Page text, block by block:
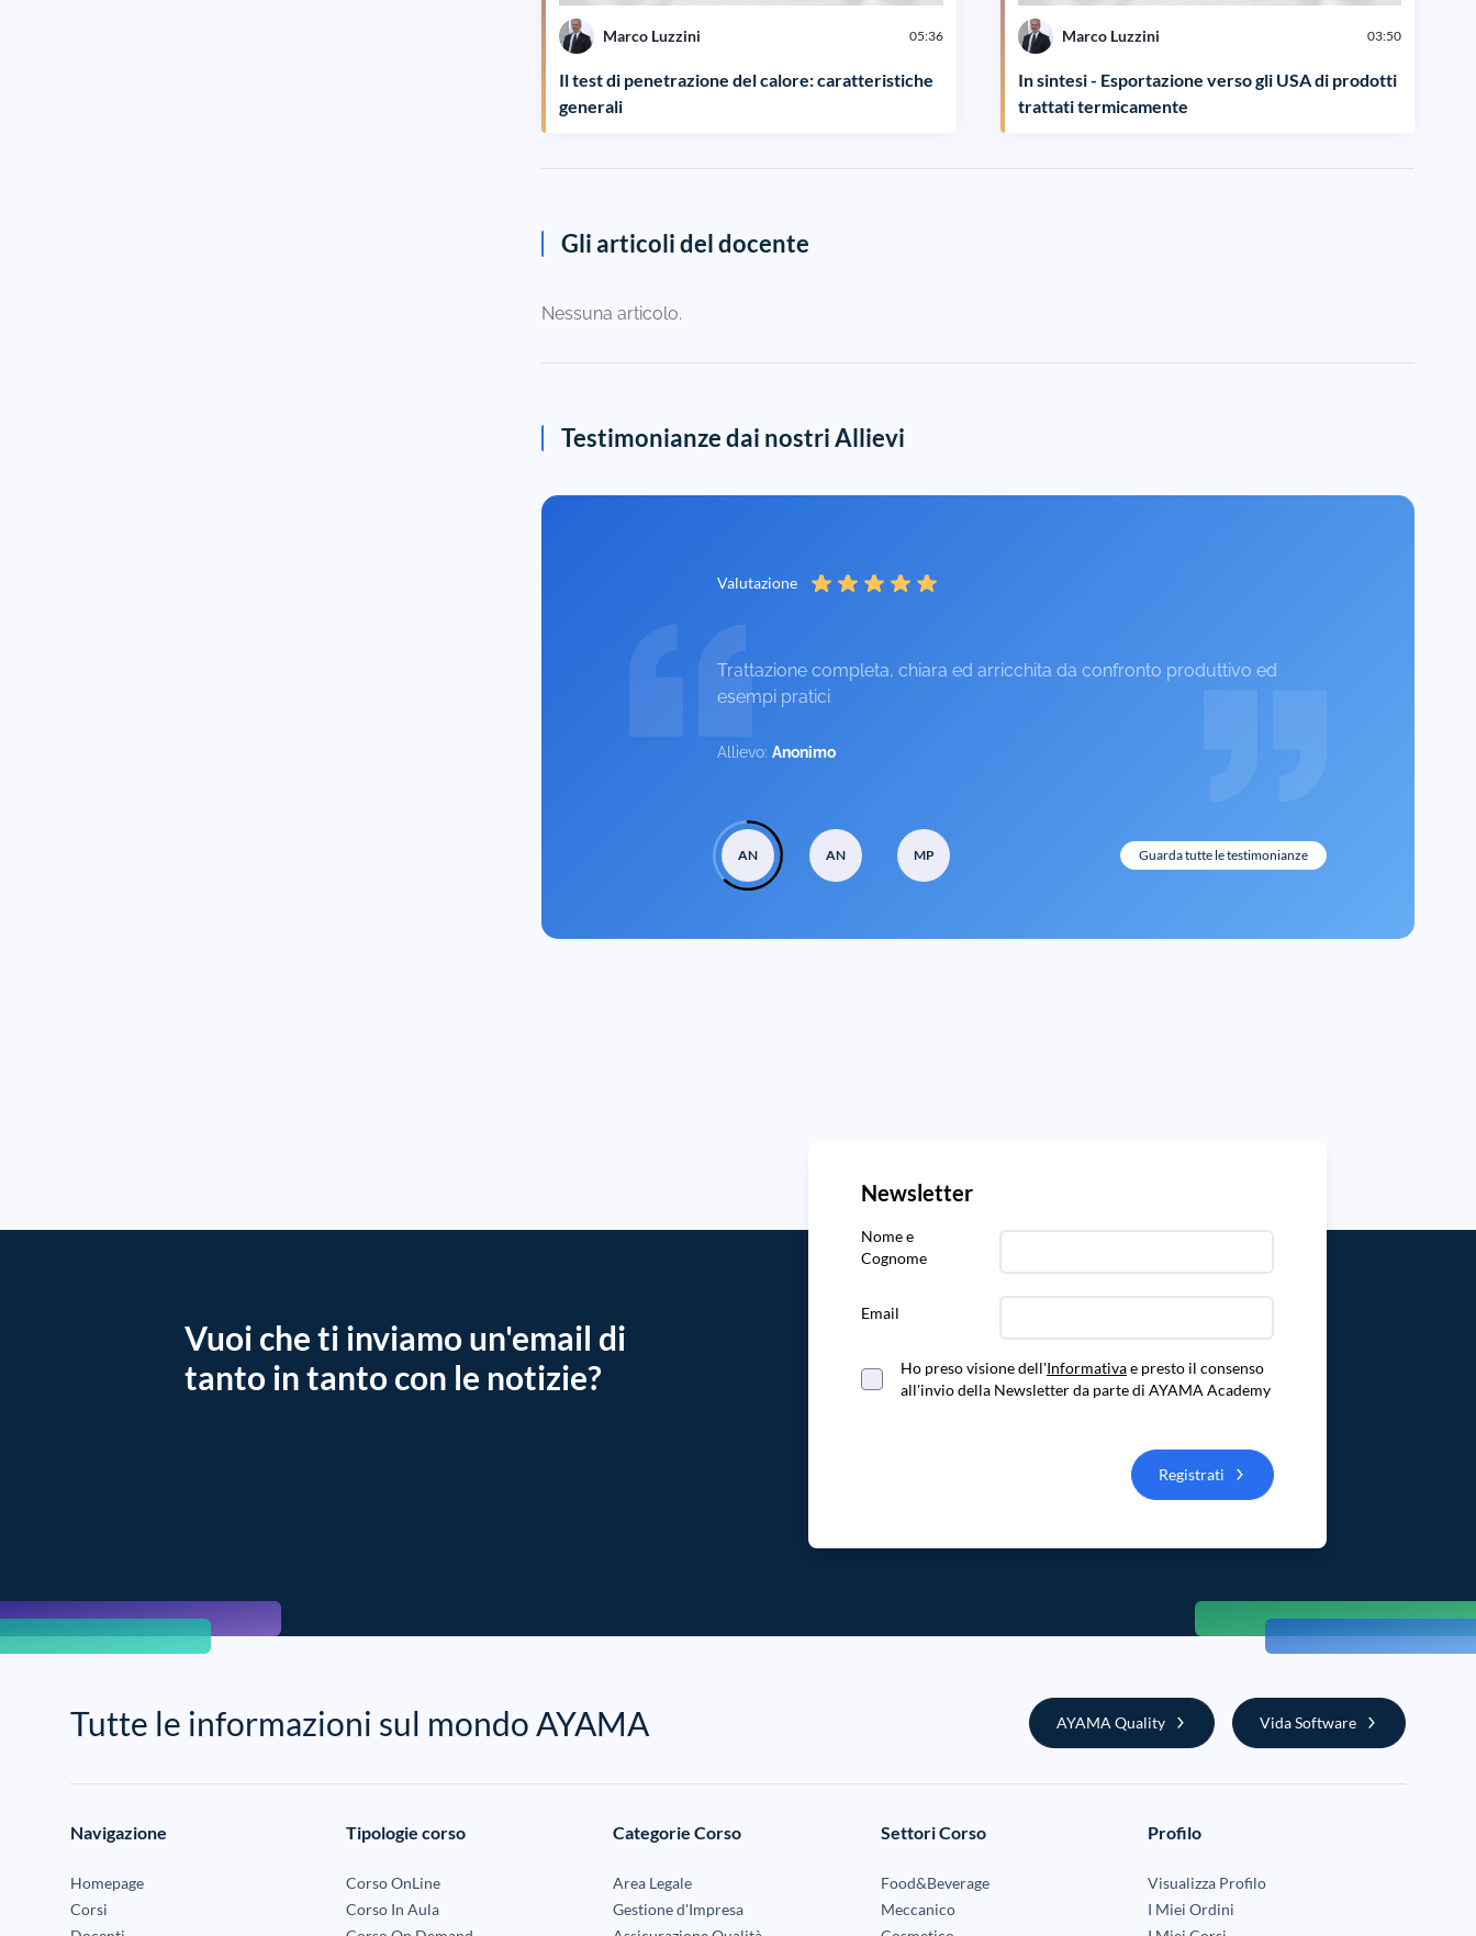
Marco Luzzini 05:36
Il test di penetrazione del calore: caratteristiche
generali
Marco Luzzini 03:50
In sintesi - Esportazione verso gli USA di prodotti
trattati termicamente
Gli articoli del docente
Nessuna articolo.
Testimonianze dai nostri Allievi
Valutazione
Trattazione completa, chiara ed arricchita da confronto produttivo ed
esempi pratici
Allievo: Anonimo
AN AN MP Guarda tutte le testimonianze
Vuoi che ti inviamo un'email di
tanto in tanto con le notizie?
Newsletter
Nome e
Cognome
Email
Ho preso visione dell'Informativae presto il consenso
all'invio della Newsletter da parte di AYAMA Academy
Registrati
Tutte le informazioni sul mondo AYAMA AYAMA Quality Vida Software
Navigazione
Homepage
Corsi
Tipologie corso
Corso OnLine
Corso In Aula
Categorie Corso
Area Legale
Gestione d'Impresa
Settori Corso
Food&Beverage
Meccanico
Profilo
Visualizza Profilo
I Miei Ordini